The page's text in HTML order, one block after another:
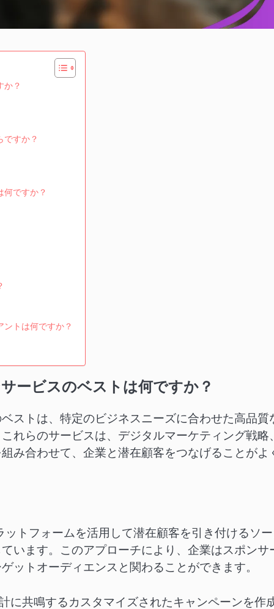
か？
ですか？
何ですか？
トは何ですか？
ービスのベストは何ですか？
ストは、特定のビジネスニーズに合わせた高品質
れらのサービスは、デジタルマーケティング戦略、
み合わせて、企業と潜在顧客をつなげることがよ
トフォームを活用して潜在顧客を引き付けるソ
います。このアプローチにより、企業はスポンサ
ットオーディエンスと関わることができます。
に共鳴するカスタマイズされたキャンペーンを作